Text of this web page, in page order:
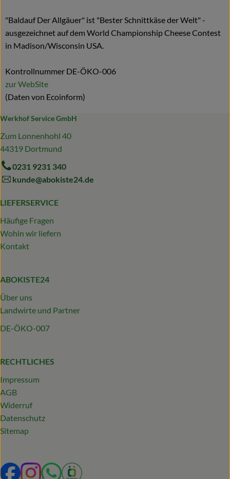
"Baldauf Der Allgäuer" ist "Bester Schnittkäse der Welt" -
ausgezeichnet auf dem World Championship Cheese Contest
in Madison/Wisconsin USA.
Kontrollnummer DE-ÖKO-006
zur WebSite
(Daten von Ecoinform)
Werkhof Service GmbH
Zum Lonnenhohl 40
44319 Dortmund
0231 9231 340
kunde@abokiste24.de
LIEFERSERVICE
Häufige Fragen
Wohin wir liefern
Kontakt
ABOKISTE24
Über uns
Landwirte und Partner
DE-ÖKO-007
RECHTLICHES
Impressum
AGB
Widerruf
Datenschutz
Sitemap
Externer Link zu https://www.facebook.com/
Externer Link zu https://www.instagram.com/
Externer Link zu https://wa.me/492319231340
Externer Link zu https://